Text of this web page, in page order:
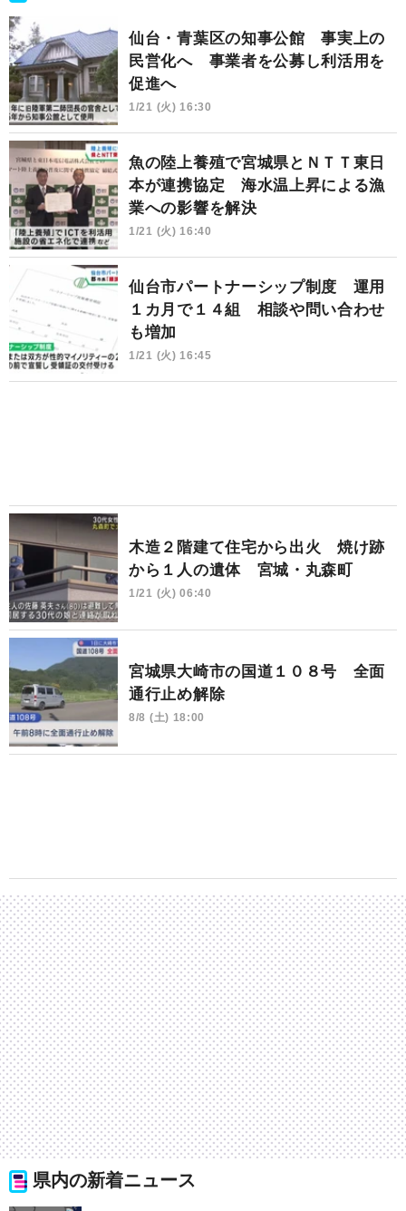
仙台・青葉区の知事公館 事実上の
民営化へ 事業者を公募し利活用を
促進へ
1/21 (火) 16:30
魚の陸上養殖で宮城県とＮＴＴ東日
本が連携協定 海水温上昇による漁
業への影響を解決
1/21 (火) 16:40
仙台市パートナーシップ制度 運用
１カ月で１４組 相談や問い合わせ
も増加
1/21 (火) 16:45
木造２階建て住宅から出火 焼け跡
から１人の遺体 宮城・丸森町
1/21 (火) 06:40
宮城県大崎市の国道１０８号 全面
通行止め解除
8/8 (土) 18:00
県内の新着ニュース